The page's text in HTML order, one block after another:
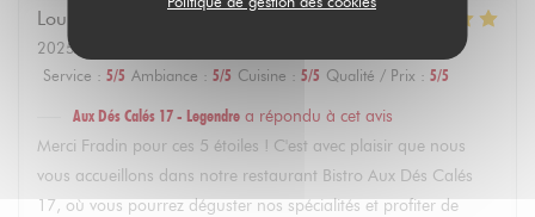
Louise
2025-02-22
Service : 5/5 Ambiance : 5/5 Cuisine : 5/5 Qualité / Prix : 5/5
Aux Dés Calés 17 - Legendre a répondu à cet avis
Merci Fradin pour ces 5 étoiles ! C'est avec plaisir que nous
vous accueillons dans notre restaurant Bistro Aux Dés Calés
17, où vous pourrez déguster nos spécialités et profiter de